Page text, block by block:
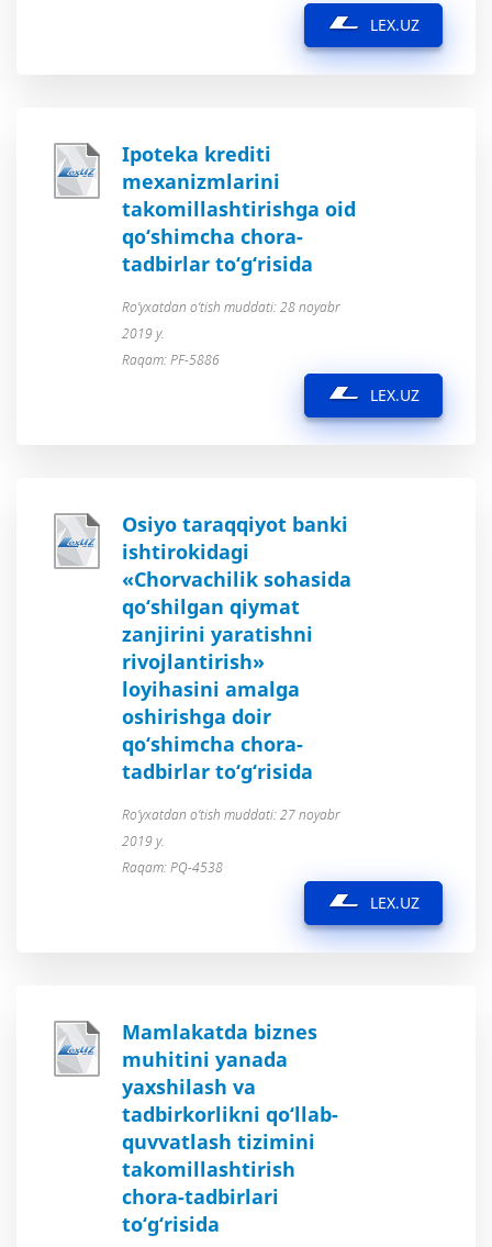
LEX.UZ
Ipoteka krediti
mexanizmlarini
takomillashtirishga oid
qo‘shimcha chora-
tadbirlar to‘g‘risida
Ro’yxatdan o’tish muddati: 28 noyabr
2019 y.
Raqam: PF-5886
LEX.UZ
Osiyo taraqqiyot banki
ishtirokidagi
«Chorvachilik sohasida
qo‘shilgan qiymat
zanjirini yaratishni
rivojlantirish»
loyihasini amalga
oshirishga doir
qo‘shimcha chora-
tadbirlar to‘g‘risida
Ro’yxatdan o’tish muddati: 27 noyabr
2019 y.
Raqam: PQ-4538
LEX.UZ
Mamlakatda biznes
muhitini yanada
yaxshilash va
tadbirkorlikni qo‘llab-
quvvatlash tizimini
takomillashtirish
chora-tadbirlari
to‘g‘risida